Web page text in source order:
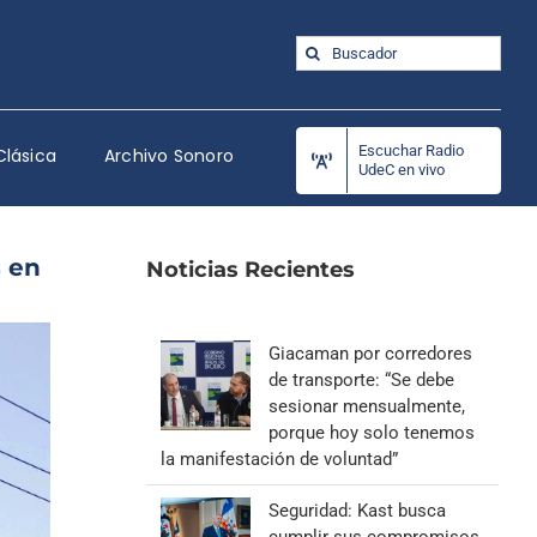
Buscar:
Archivo Sonoro
Escuchar Radio
UdeC en vivo
en
Noticias Recientes
Giacaman por corredores
de transporte: “Se debe
sesionar mensualmente,
porque hoy solo tenemos
la manifestación de voluntad”
Seguridad: Kast busca